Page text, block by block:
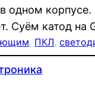
одном
Суём катод на
, ПКЛ,